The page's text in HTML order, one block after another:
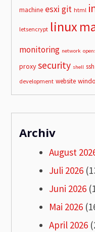
machine esxi git html
letsencrypt linux
monitoring network
proxy security shell ssh
development website
Archiv
August
Juli 2026
Juni 2026
Mai 2026
April 2026